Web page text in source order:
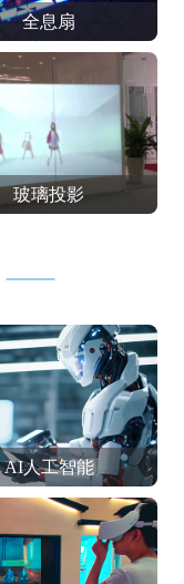
全息扇
玻璃投影
AI人工智能